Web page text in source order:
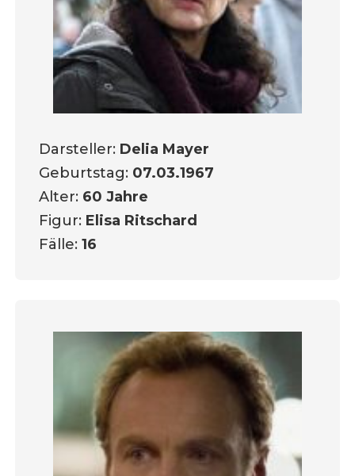
Darsteller: Delia Mayer
Geburtstag: 07.03.1967
Alter: 60 Jahre
Figur: Elisa Ritschard
Fälle:16